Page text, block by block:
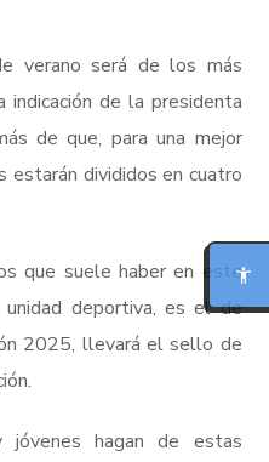
verano será de los más
de la presidenta
de que, para una mejor
estarán divididos en cuatro
que suele haber en este
deportiva, es el de
2025, llevará el sello de
hagan de estas
LECTURA
CALMA